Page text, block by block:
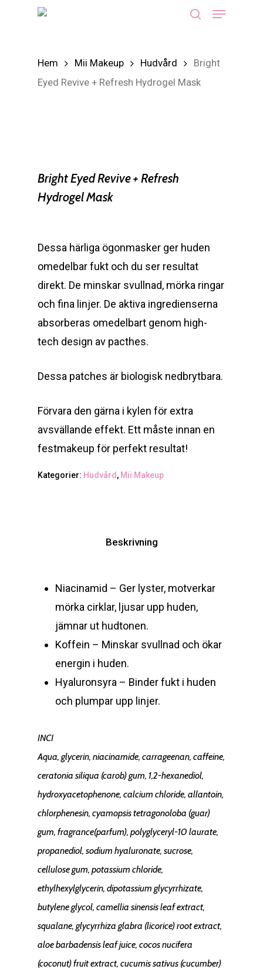
Menu
Hem Mii Makeup Hudvård
Bright
Eyed Revive + Refresh Hydrogel Mask
Bright Eyed Revive + Refresh
Hydrogel Mask
Dessa härliga ögonmasker ger huden
omedelbar fukt och du ser resultat
direkt. De minskar svullnad, mörka ringar
och fina linjer. De aktiva ingredienserna
absorberas omedelbart genom high-
tech design av pacthes.
Dessa patches är biologisk nedbrytbara.
Förvara den gärna i kylen för extra
avsvällande effekt. Ett måste innan en
festmakeup för perfekt resultat!
Kategorier: Hudvård , Mii Makeup
Beskrivning
Niacinamid – Ger lyster, motverkar
mörka cirklar, ljusar upp huden,
jämnar ut hudtonen.
Koffein – Minskar svullnad och ökar
energin i huden.
Hyaluronsyra – Binder fukt i huden
och plumpar upp linjer.
INCI
Aqua, glycerin, niacinamide, carrageenan, caffeine,
ceratonia siliqua (carob) gum, 1,2-hexanediol,
hydroxyacetophenone, calcium chloride, allantoin,
chlorphenesin, cyamopsis tetragonoloba (guar)
gum, fragrance(parfum), polyglyceryl-10 laurate,
propanediol, sodium hyaluronate, sucrose,
cellulose gum, potassium chloride,
ethylhexylglycerin, dipotassium glycyrrhizate,
butylene glycol, camellia sinensis leaf extract,
squalane, glycyrrhiza glabra (licorice) root extract,
aloe barbadensis leaf juice, cocos nucifera
(coconut) fruit extract, cucumis sativus (cucumber)